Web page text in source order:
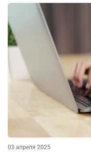
03 апреля 2025